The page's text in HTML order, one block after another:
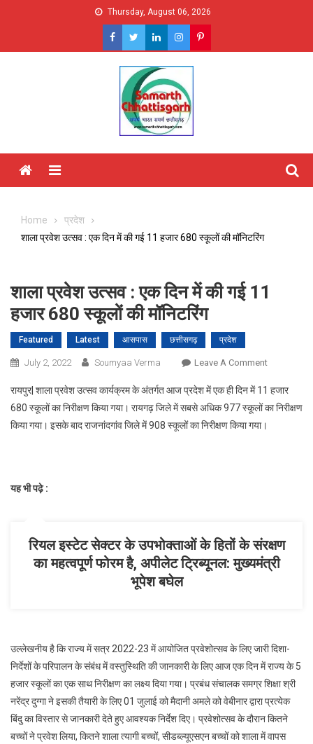
Thursday, August 06, 2026
Menu
Home
प्रदेश
शाला प्रवेश उत्सव : एक दिन में की गई 11 हजार 680 स्कूलों की मॉनिटरिंग
शाला प्रवेश उत्सव : एक दिन में की गई 11
हजार 680 स्कूलों की मॉनिटरिंग
Featured Latest आसपास छत्तीसगढ़ प्रदेश
July 2, 2022 Soumyaa Verma Leave A CommentOn
प्रवेश
उत्सव
हजार
680
स्कूलों
रायपुर| शाला प्रवेश उत्सव कार्यक्रम के अंतर्गत आज प्रदेश में एक ही दिन में 11 हजार
680 स्कूलों का निरीक्षण किया गया। रायगढ़ जिले में सबसे अधिक 977 स्कूलों का निरीक्षण
किया गया। इसके बाद राजनांदगांव जिले में 908 स्कूलों का निरीक्षण किया गया।
यह भी पढ़े :
रियल इस्टेट सेक्टर के उपभोक्ताओं के हितों के संरक्षण
का महत्वपूर्ण फोरम है, अपीलेट ट्रिब्यूनल: मुख्यमंत्री
भूपेश बघेल
उल्लेखनीय है कि राज्य में सत्र 2022-23 में आयोजित प्रवेशोत्सव के लिए जारी दिशा-
निर्देशों के परिपालन के संबंध में वस्तुस्थिति की जानकारी के लिए आज एक दिन में राज्य के 5
हजार स्कूलों का एक साथ निरीक्षण का लक्ष्य दिया गया। प्रबंध संचालक समग्र शिक्षा श्री
नरेंद्र दुग्गा ने इसकी तैयारी के लिए 01 जुलाई को मैदानी अमले को वेबीनार द्वारा प्रत्येक
बिंदु का विस्तार से जानकारी देते हुए आवश्यक निर्देश दिए। प्रवेशोत्सव के दौरान कितने
बच्चों ने प्रवेश लिया, कितने शाला त्यागी बच्चों, सीडब्ल्यूएसएन बच्चों को शाला में वापस